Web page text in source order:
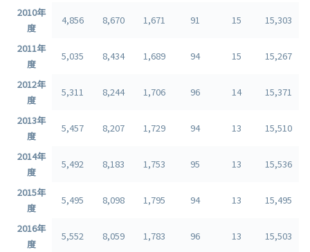
2010年
度
4,856 8,670 1,671 91 15 15,303
2011年
度
5,035 8,434 1,689 94 15 15,267
2012年
度
5,311 8,244 1,706 96 14 15,371
2013年
度
5,457 8,207 1,729 94 13 15,510
2014年
度
5,492 8,183 1,753 95 13 15,536
2015年
度
5,495 8,098 1,795 94 13 15,495
2016年
度
5,552 8,059 1,783 96 13 15,503